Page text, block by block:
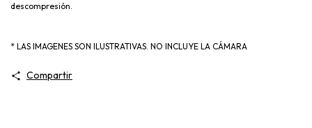
descompresión.
* LAS IMAGENES SON ILUSTRATIVAS. NO INCLUYE LA CÁMARA
Compartir